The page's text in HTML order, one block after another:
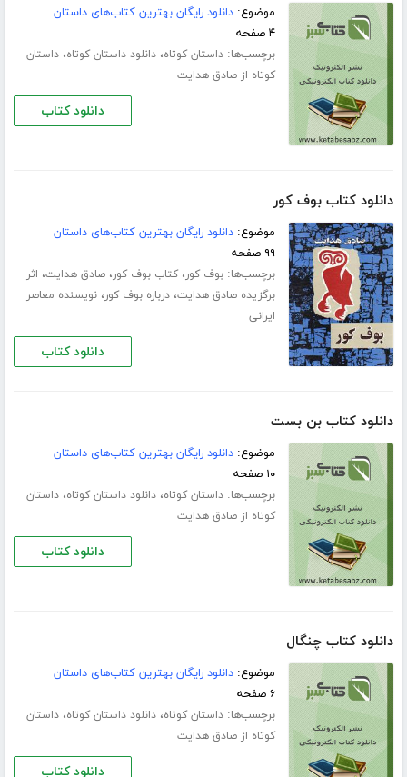
موضوع:دانلود رایگان بهترین کتاب‌های داستان
۴ صفحه
برچسب‌ها:داستان کوتاه،دانلود داستان کوتاه،داستان
کوتاه از صادق هدایت
دانلود کتاب
دانلود کتاب بوف کور
موضوع:دانلود رایگان بهترین کتاب‌های داستان
۹۹ صفحه
برچسب‌ها:بوف کور،کتاب بوف کور،صادق هدایت، اثر
برگزیده صادق هدایت،درباره بوف کور،نویسنده معاصر
ایرانی
دانلود کتاب
دانلود کتاب بن بست
موضوع:دانلود رایگان بهترین کتاب‌های داستان
۱۰ صفحه
برچسب‌ها:داستان کوتاه،دانلود داستان کوتاه،داستان
کوتاه از صادق هدایت
دانلود کتاب
دانلود کتاب چنگال
موضوع:دانلود رایگان بهترین کتاب‌های داستان
۶ صفحه
برچسب‌ها:داستان کوتاه،دانلود داستان کوتاه،داستان
کوتاه از صادق هدایت
دانلود کتاب